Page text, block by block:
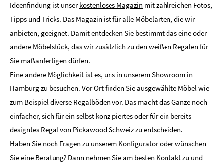
Ideenfindung ist unserkostenloses Magazin mit zahlreichen Fotos,
Tipps und Tricks. Das Magazin ist für alle Möbelarten, die wir
anbieten, geeignet. Damit entdecken Sie bestimmt das eine oder
andere Möbelstück, das wir zusätzlich zu den weißen Regalen für
Sie maßanfertigen dürfen.
Eine andere Möglichkeit ist es, uns in unserem Showroom in
Hamburg zu besuchen. Vor Ort finden Sie ausgewählte Möbel wie
zum Beispiel diverse Regalböden vor. Das macht das Ganze noch
einfacher, sich für ein selbst konzipiertes oder für ein bereits
designtes Regal von Pickawood Schweiz zu entscheiden.
Haben Sie noch Fragen zu unserem Konfigurator oder wünschen
Sie eine Beratung? Dann nehmen Sie am besten Kontakt zu und